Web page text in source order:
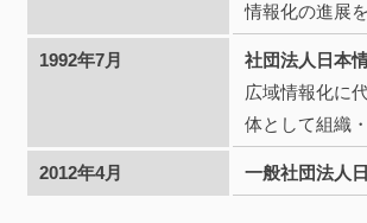
情報化の進展
1992年7月
社団法人日本
広域情報化に
体として組織
2012年4月 一般社団法人